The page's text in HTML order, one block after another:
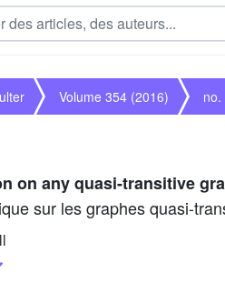
Volume 354 (2016) no.
on any quasi-transitive
sur les graphes quasi-